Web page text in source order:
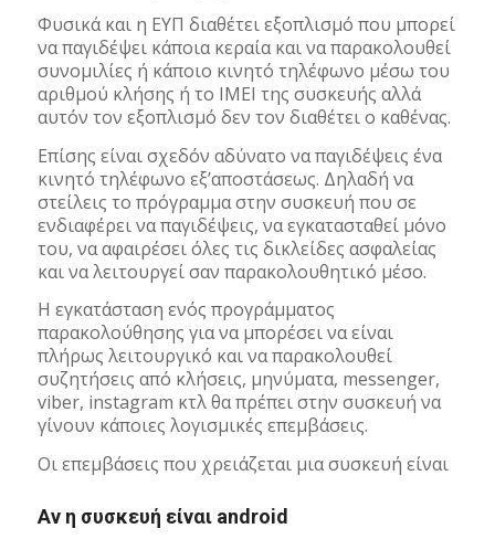
Φυσικά και η ΕΥΠ διαθέτει εξοπλισμό που μπορεί
να παγιδέψει κάποια κεραία και να παρακολουθεί
συνομιλίες ή κάποιο κινητό τηλέφωνο μέσω του
αριθμού κλήσης ή το IMEI της συσκευής αλλά
αυτόν τον εξοπλισμό δεν τον διαθέτει ο καθένας.
Επίσης είναι σχεδόν αδύνατο να παγιδέψεις ένα
κινητό τηλέφωνο εξ’αποστάσεως. Δηλαδή να
στείλεις το πρόγραμμα στην συσκευή που σε
ενδιαφέρει να παγιδέψεις, να εγκατασταθεί μόνο
του, να αφαιρέσει όλες τις δικλείδες ασφαλείας
και να λειτουργεί σαν παρακολουθητικό μέσο.
Η εγκατάσταση ενός προγράμματος
παρακολούθησης για να μπορέσει να είναι
πλήρως λειτουργικό και να παρακολουθεί
συζητήσεις από κλήσεις, μηνύματα, messenger,
viber, instagram κτλ θα πρέπει στην συσκευή να
γίνουν κάποιες λογισμικές επεμβάσεις.
Οι επεμβάσεις που χρειάζεται μια συσκευή είναι
Αν η συσκευή είναι android